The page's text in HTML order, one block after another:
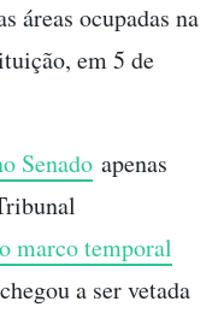
áreas ocupadas na
em 5 de
Senado apenas
marco temporal
a ser vetada